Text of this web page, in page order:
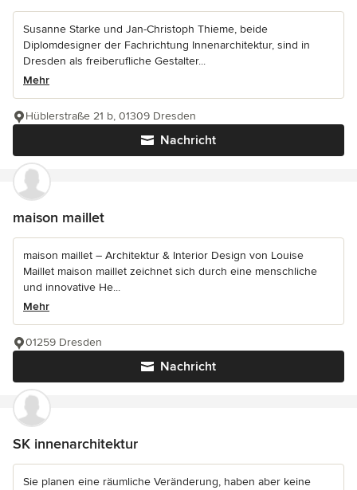
Susanne Starke und Jan-Christoph Thieme, beide
Diplomdesigner der Fachrichtung Innenarchitektur, sind in
Dresden als freiberufliche Gestalter...
Mehr
Nachricht
Hüblerstraße 21 b, 01309 Dresden
maison maillet
maison maillet – Architektur & Interior Design von Louise
Maillet maison maillet zeichnet sich durch eine menschliche
und innovative He...
Mehr
Nachricht
01259 Dresden
SK innenarchitektur
Sie planen eine räumliche Veränderung, haben aber keine